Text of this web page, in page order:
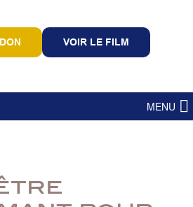
VOIR LE FILM
MENU